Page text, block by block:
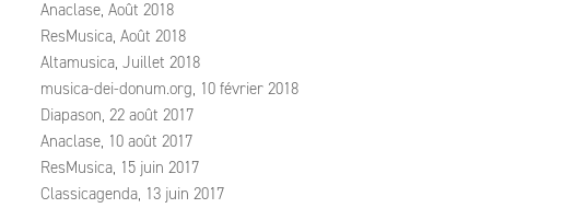
Anaclase, Août 2018
ResMusica, Août 2018
Altamusica, Juillet 2018
musica-dei-donum.org, 10 février 2018
Diapason, 22 août 2017
Anaclase, 10 août 2017
ResMusica, 15 juin 2017
Classicagenda, 13 juin 2017